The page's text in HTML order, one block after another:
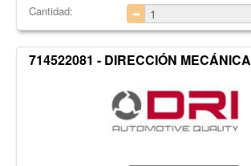
Cantidad:
714522081 - DIRECCIÓN MECÁNICA